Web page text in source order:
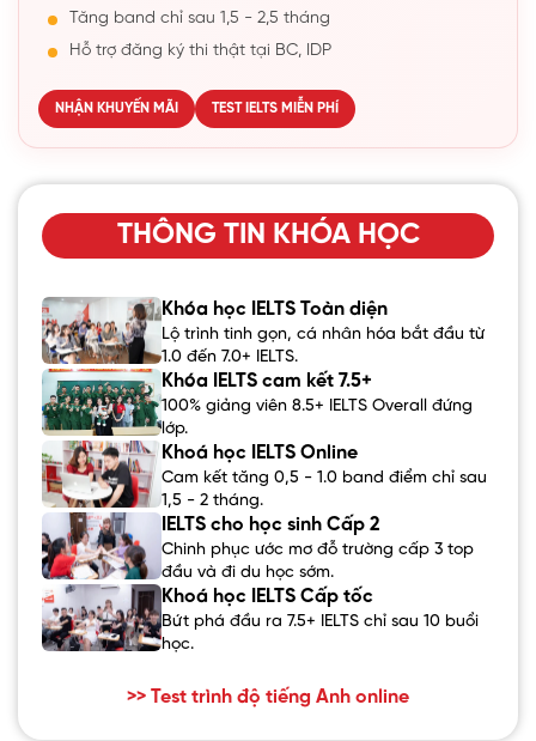
Tăng band chỉ sau 1,5 - 2,5 tháng
Hỗ trợ đăng ký thi thật tại BC, IDP
NHẬN KHUYẾN MÃI TEST IELTS MIỄN PHÍ
THÔNG TIN KHÓA HỌC
Khóa học IELTS Toàn diện
Lộ trình tinh gọn, cá nhân hóa bắt đầu từ
1.0 đến 7.0+ IELTS.
Khóa IELTS cam kết 7.5+
100% giảng viên 8.5+ IELTS Overall đứng
lớp.
Khoá học IELTS Online
Cam kết tăng 0,5 - 1.0 band điểm chỉ sau
1,5 - 2 tháng.
IELTS cho học sinh Cấp 2
Chinh phục ước mơ đỗ trường cấp 3 top
đầu và đi du học sớm.
Khoá học IELTS Cấp tốc
Bứt phá đầu ra 7.5+ IELTS chỉ sau 10 buổi
học.
>> Test trình độ tiếng Anh online